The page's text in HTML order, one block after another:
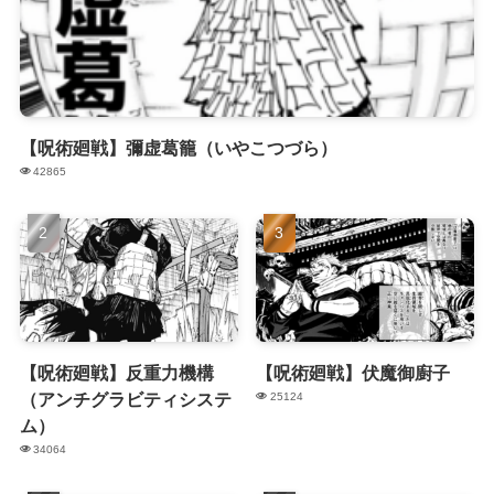
【呪術廻戦】彌虚葛籠（いやこつづら）
42865
【呪術廻戦】反重力機構
（アンチグラビティシステ
ム）
34064
【呪術廻戦】伏魔御廚子
25124